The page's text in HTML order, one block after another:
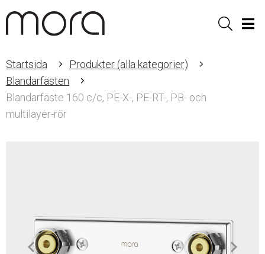
Sök
Startsida
Produkter (alla kategorier)
Blandarfästen
Blandarfäste 160 c/c, PE-X-, PE-RT-, PB- och
multilayer-rör